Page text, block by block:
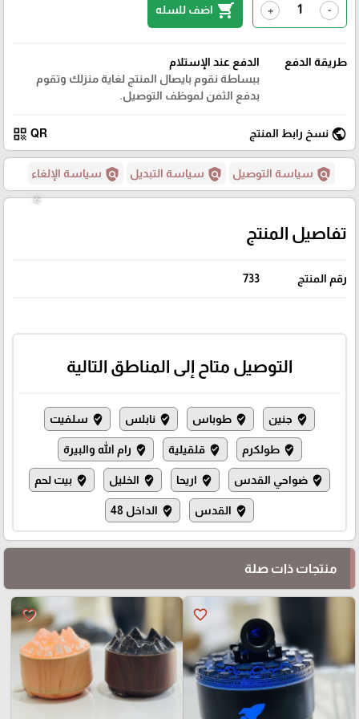
-
+
shopping_cart اضف للسله
طريقة الدفع
الدفع عند الإستلام
ببساطة نقوم بايصال المنتج لغاية منزلك وتقوم
بدفع الثمن لموظف التوصيل.
public نسخ رابط المنتج QR
qr_code
policy سياسة التوصيل policy سياسة التبديل policy سياسة الإلغاء
تفاصيل المنتج
رقم المنتج 733
التوصيل متاح إلى المناطق التالية
where_to_vote جنين where_to_vote طوباس where_to_vote نابلس where_to_vote سلفيت
where_to_vote طولكرم where_to_vote قلقيلية where_to_vote رام الله والبيرة
where_to_vote ضواحي القدس where_to_vote اريحا where_to_vote الخليل where_to_vote بيت لحم
where_to_vote القدس where_to_vote الداخل 48
منتجات ذات صلة
favorite_border
favorite_border